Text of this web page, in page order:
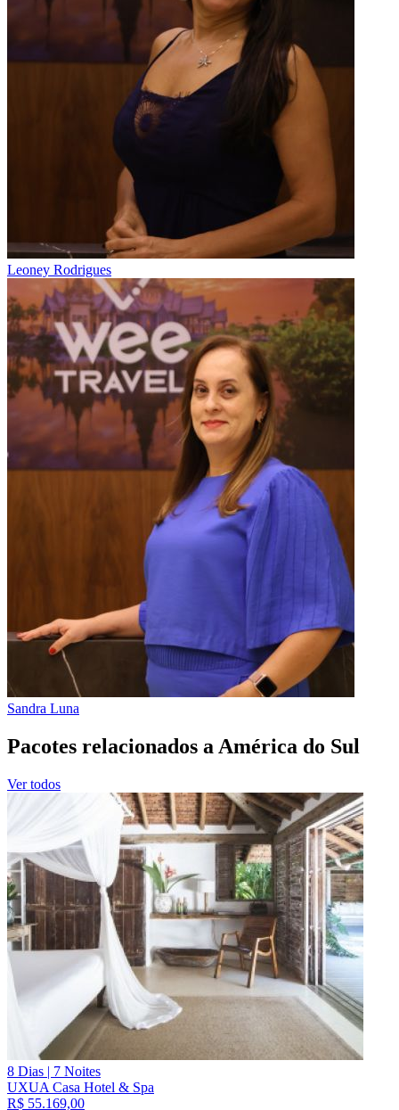
Leoney Rodrigues
Sandra Luna
Pacotes relacionados a América do Sul
Ver todos
8 Dias | 7 Noites
UXUA Casa Hotel & Spa
R$ 55.169,00